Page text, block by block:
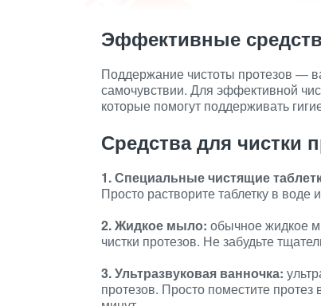
Эффективные
Поддержание чистоты протезов —
самочувствии. Для эффективной
которые помогут поддерживать
Средства для чистки
1. Специальные чистящие
Просто растворите таблетку в воде
2. Жидкое мыло: обычное жидкое
чистки протезов. Не забудьте
3. Ультразвуковая ванночка:
протезов. Просто поместите